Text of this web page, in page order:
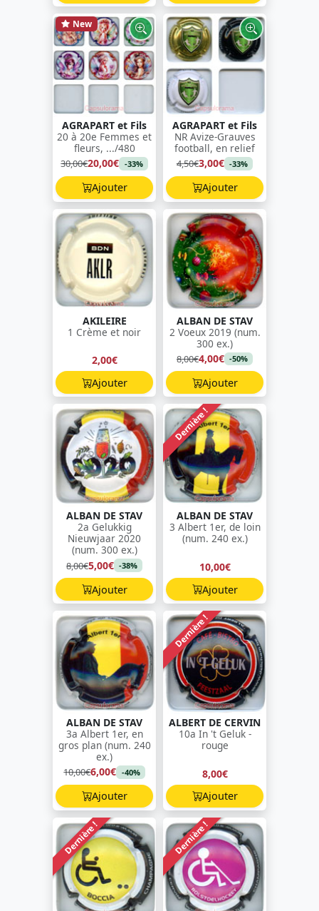
New
AGRAPART et Fils
20 à 20e Femmes et
fleurs, .../480
30,00€20,00€ -33%
Ajouter
AGRAPART et Fils
NR Avize-Grauves
football, en relief
4,50€3,00€ -33%
Ajouter
AKILEIRE
1 Crème et noir
2,00€
Ajouter
ALBAN DE STAV
2 Voeux 2019 (num.
300 ex.)
8,00€4,00€ -50%
Ajouter
ALBAN DE STAV
2a Gelukkig
Nieuwjaar 2020
(num. 300 ex.)
8,00€5,00€ -38%
Ajouter
Dernière !
ALBAN DE STAV
3 Albert 1er, de loin
(num. 240 ex.)
10,00€
Ajouter
ALBAN DE STAV
3a Albert 1er, en
gros plan (num. 240
ex.)
10,00€6,00€ -40%
Ajouter
Dernière !
ALBERT DE CERVIN
10a In 't Geluk -
rouge
8,00€
Ajouter
Dernière ! Dernière !